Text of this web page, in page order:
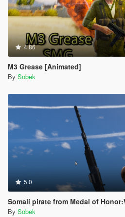
4.86
M3 Grease [Animated]
By Sobek
5.0
Somali pirate from Medal of
By Sobek